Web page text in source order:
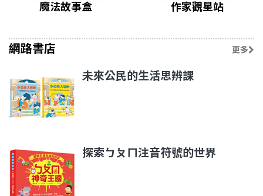
魔法故事盒 作家觀星站
網路書店 更多
未來公民的生活思辨課
探索ㄅㄆㄇ注音符號的世界